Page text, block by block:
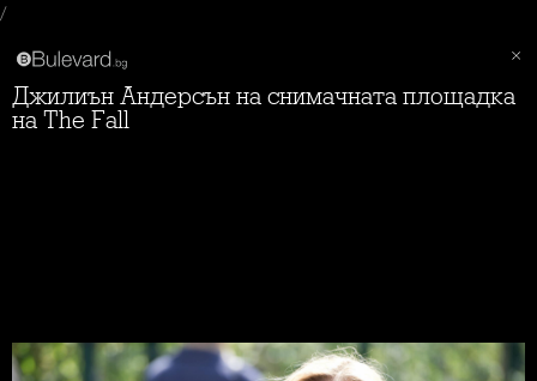
/
Джилиън Андерсън на снимачната площадка
на The Fall